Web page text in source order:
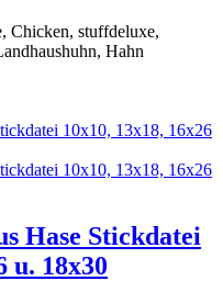
Chicken, stuffdeluxe,
Hahn
Hase Stickdatei
u. 18x30